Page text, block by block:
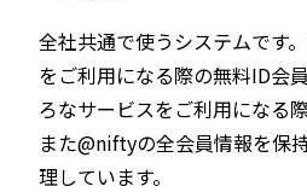
全社共通で使うシステムです
をご利用になる際の無料ID会
ろなサービスをご利用になる
また@niftyの全会員情報を保
理しています。